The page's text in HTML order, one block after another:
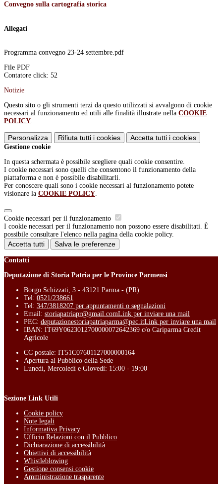
Convegno sulla cartografia storica
Allegati
Programma convegno 23-24 settembre.pdf
File PDF
Contatore click: 52
Notizie
Questo sito o gli strumenti terzi da questo utilizzati si avvalgono di cookie
necessari al funzionamento ed utili alle finalità illustrate nella COOKIE
POLICY.
Personalizza Rifiuta tutti i cookies Accetta tutti i cookies
Gestione cookie
In questa schermata è possibile scegliere quali cookie consentire.
I cookie necessari sono quelli che consentono il funzionamento della
piattaforma e non è possibile disabilitarli.
Per conoscere quali sono i cookie necessari al funzionamento potete
visionare la COOKIE POLICY.
Cookie necessari per il funzionamento
I cookie necessari per il funzionamento non possono essere disabilitati. È
possibile consultare l'elenco nella pagina della cookie policy.
Accetta tutti Salva le preferenze
Contatti
Deputazione di Storia Patria per le Province Parmensi
Borgo Schizzati, 3 - 43121 Parma - (PR)
Tel: 0521/238661
Tel: 347/3818207 per appuntamenti o segnalazioni
Email: storiapatriapr@gmail.comLink per inviare una mail
PEC: deputazionestoriapatriaparma@pec.itLink per inviare una mail
IBAN: IT69Y0623012700000072642369 c/o Cariparma Credit
Agricole
CC postale: IT51C07601127000000164
Apertura al Pubblico della Sede
Lunedì, Mercoledì e Giovedì: 15:00 - 19:00
Sezione Link Utili
Cookie policy
Note legali
Informativa Privacy
Ufficio Relazioni con il Pubblico
Dichiarazione di accessibilità
Obiettivi di accessibilità
Whistleblowing
Gestione consensi cookie
Amministrazione trasparente